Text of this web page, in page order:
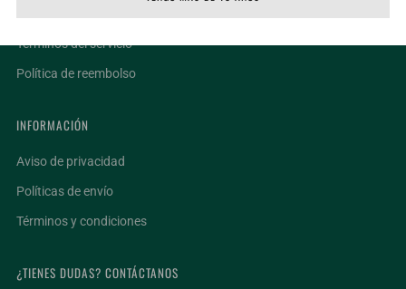
Términos del servicio
Política de reembolso
INFORMACIÓN
Aviso de privacidad
Políticas de envío
Términos y condiciones
¿TIENES DUDAS? CONTÁCTANOS